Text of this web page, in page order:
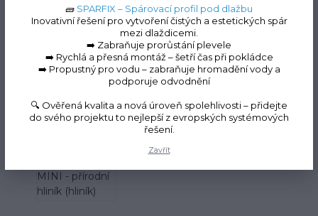
MINI - přírodní hliník
(hliník)
🧱 SPARFIX – Spárovací profil pod dlažbu
Inovativní řešení pro vytvoření čistých a estetických spár
mezi dlaždicemi.
➡️ Zabraňuje prorůstání plevele
➡️ Rychlá a přesná montáž – šetří čas při pokládce
➡️ Propustný pro vodu – zabraňuje hromadění vody a
podporuje odvodnění
🔍 Ověřená kvalita a nová úroveň spolehlivosti – přidejte
do svého projektu to nejlepší z evropských systémových
řešení.
Zavřít